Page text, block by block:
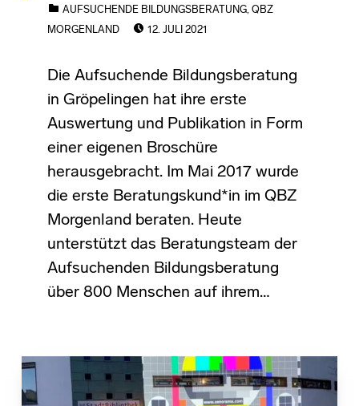
AUFSUCHENDE BILDUNGSBERATUNG, QBZ
MORGENLAND
12. JULI 2021
Die Aufsuchende Bildungsberatung
in Gröpelingen hat ihre erste
Auswertung und Publikation in Form
einer eigenen Broschüre
herausgebracht. Im Mai 2017 wurde
die erste Beratungskund*in im QBZ
Morgenland beraten. Heute
unterstützt das Beratungsteam der
Aufsuchenden Bildungsberatung
über 800 Menschen auf ihrem…